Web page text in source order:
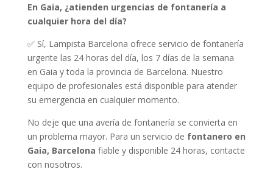
En Gaia, ¿atienden urgencias de fontanería a
cualquier hora del día?
✅ Sí, Lampista Barcelona ofrece servicio de fontanería
urgente las 24 horas del día, los 7 días de la semana
en Gaia y toda la provincia de Barcelona. Nuestro
equipo de profesionales está disponible para atender
su emergencia en cualquier momento.
No deje que una avería de fontanería se convierta en
un problema mayor. Para un servicio de fontanero en
Gaia, Barcelona fiable y disponible 24 horas, contacte
con nosotros.